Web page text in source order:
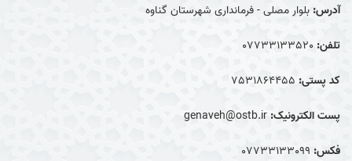
آدرس: بلوار مصلی - فرمانداری شهرستان گناوه
تلفن: 07733133520
کد پستی: 7531864455
پست الکترونیک: genaveh@ostb.ir
فکس: 07733133099